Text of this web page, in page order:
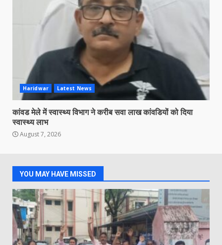
Haridwar Latest News
कांवड मेले में स्वास्थ्य विभाग ने करीब सवा लाख कांवडियों को दिया
स्वास्थ्य लाभ
August 7, 2026
YOU MAY HAVE MISSED